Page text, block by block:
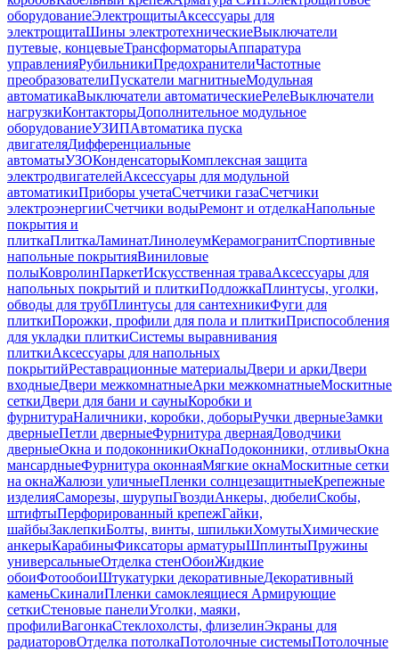
оборудованиеЭлектрощитыАксессуары для
электрощитаШины электротехническиеВыключатели
путевые, концевыеТрансформаторыАппаратура
управленияРубильникиПредохранителиЧастотные
преобразователиПускатели магнитныеМодульная
автоматикаВыключатели автоматическиеРелеВыключатели
нагрузкиКонтакторыДополнительное модульное
оборудованиеУЗИПАвтоматика пуска
двигателяДифференциальные
автоматыУЗОКонденсаторыКомплексная защита
электродвигателейАксессуары для модульной
автоматикиПриборы учетаСчетчики газаСчетчики
электроэнергииСчетчики водыРемонт и отделкаНапольные
покрытия и
плиткаПлиткаЛаминатЛинолеумКерамогранитСпортивные
напольные покрытияВиниловые
полыКовролинПаркетИскусственная траваАксессуары для
напольных покрытий и плиткиПодложкаПлинтусы, уголки,
обводы для трубПлинтусы для сантехникиФуги для
плиткиПорожки, профили для пола и плиткиПриспособления
для укладки плиткиСистемы выравнивания
плиткиАксессуары для напольных
покрытийРеставрационные материалыДвери и аркиДвери
входныеДвери межкомнатныеАрки межкомнатныеМоскитные
сеткиДвери для бани и сауныКоробки и
фурнитураНаличники, коробки, доборыРучки дверныеЗамки
дверныеПетли дверныеФурнитура двернаяДоводчики
дверныеОкна и подоконникиОкнаПодоконники, отливыОкна
мансардныеФурнитура оконнаяМягкие окнаМоскитные сетки
на окнаЖалюзи уличныеПленки солнцезащитныеКрепежные
изделияСаморезы, шурупыГвоздиАнкеры, дюбелиСкобы,
штифтыПерфорированный крепежГайки,
шайбыЗаклепкиБолты, винты, шпилькиХомутыХимические
анкерыКарабиныФиксаторы арматурыШплинтыПружины
универсальныеОтделка стенОбоиЖидкие
обоиФотообоиШтукатурки декоративныеДекоративный
каменьСкиналиПленки самоклеящиеся Армирующие
сеткиСтеновые панелиУголки, маяки,
профилиВагонкаСтеклохолсты, флизелинЭкраны для
радиаторовОтделка потолкаПотолочные системыПотолочные